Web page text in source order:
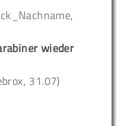
wieder
31.07)